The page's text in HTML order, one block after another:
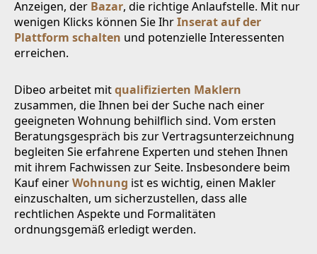
Anzeigen, der Bazar, die richtige Anlaufstelle. Mit nur
wenigen Klicks können Sie IhrInserat auf der
Plattform schalten und potenzielle Interessenten
erreichen.
Dibeo arbeitet mitqualifizierten Maklern
zusammen, die Ihnen bei der Suche nach einer
geeigneten Wohnung behilflich sind. Vom ersten
Beratungsgespräch bis zur Vertragsunterzeichnung
begleiten Sie erfahrene Experten und stehen Ihnen
mit ihrem Fachwissen zur Seite. Insbesondere beim
Kauf einerWohnung ist es wichtig, einen Makler
einzuschalten, um sicherzustellen, dass alle
rechtlichen Aspekte und Formalitäten
ordnungsgemäß erledigt werden.